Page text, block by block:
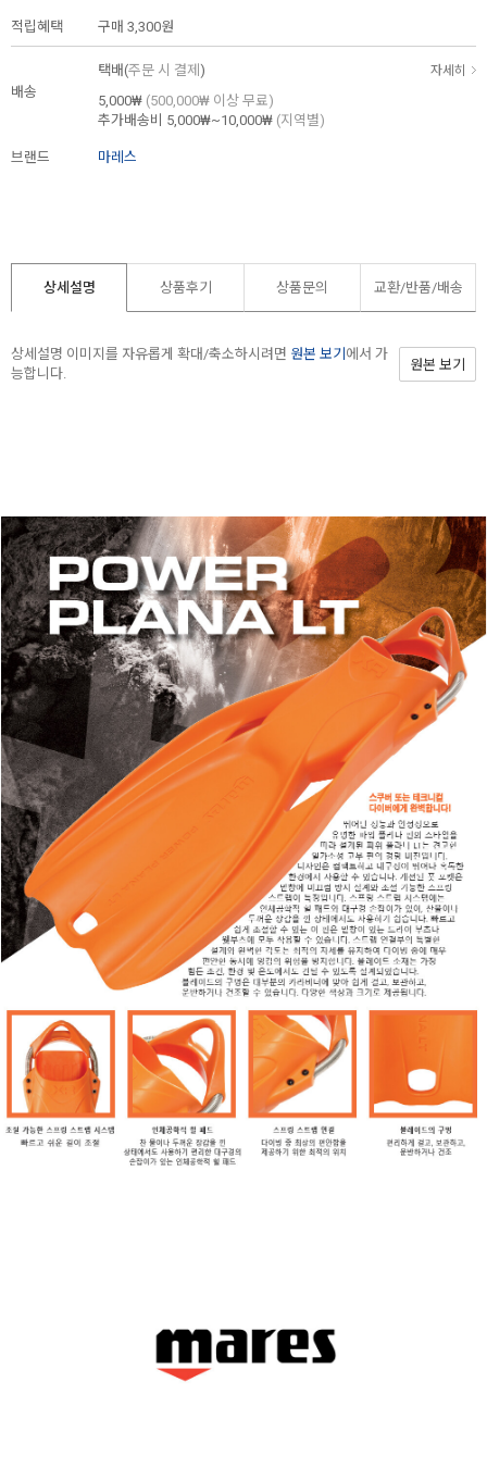
적립혜택 구매 3,300원
배송
택배(주문 시 결제 ) 자세히
5,000₩ (500,000₩ 이상 무료)
추가배송비
5,000₩~10,000₩ (지역별)
브랜드 마레스
상세설명 상품후기 상품문의 교환/반품/배송
상세설명 이미지를 자유롭게 확대/축소하시려면 원본 보기 에서 가
능합니다.
원본 보기